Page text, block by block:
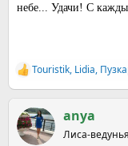
небе... Удачи! С
Р
е
к
ц
и
Touristik, Lidia,
anya
Лиса-ведунья